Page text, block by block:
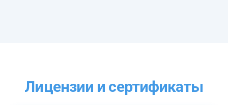
Лицензии и сертификаты